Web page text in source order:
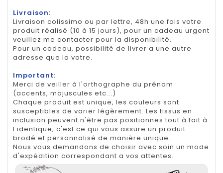
Livraison:
Livraison colissimo ou par lettre, 48h une fois votre
produit réalisé (10 à 15 jours), pour un cadeau urgent
veuillez me contacter pour la disponibilité.
Pour un cadeau, possibilité de livrer a une autre
adresse que la votre.
Important:
Merci de veiller à l'orthographe du prénom
(accents, majuscules etc...)
Chaque produit est unique, les couleurs sont
susceptibles de varier légèrement. Les tissus en
inclusion peuvent n'être pas positionnes tout à fait à
l identique, c'est ce qui vous assure un produit
brodé et personnalisé de manière unique.
Nous vous demandons de choisir avec soin un mode
d'expédition correspondant a vos attentes.